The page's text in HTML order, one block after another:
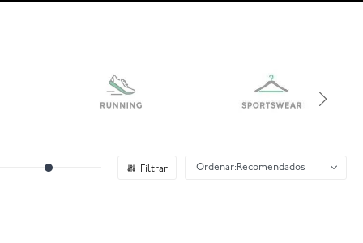
Recomendados